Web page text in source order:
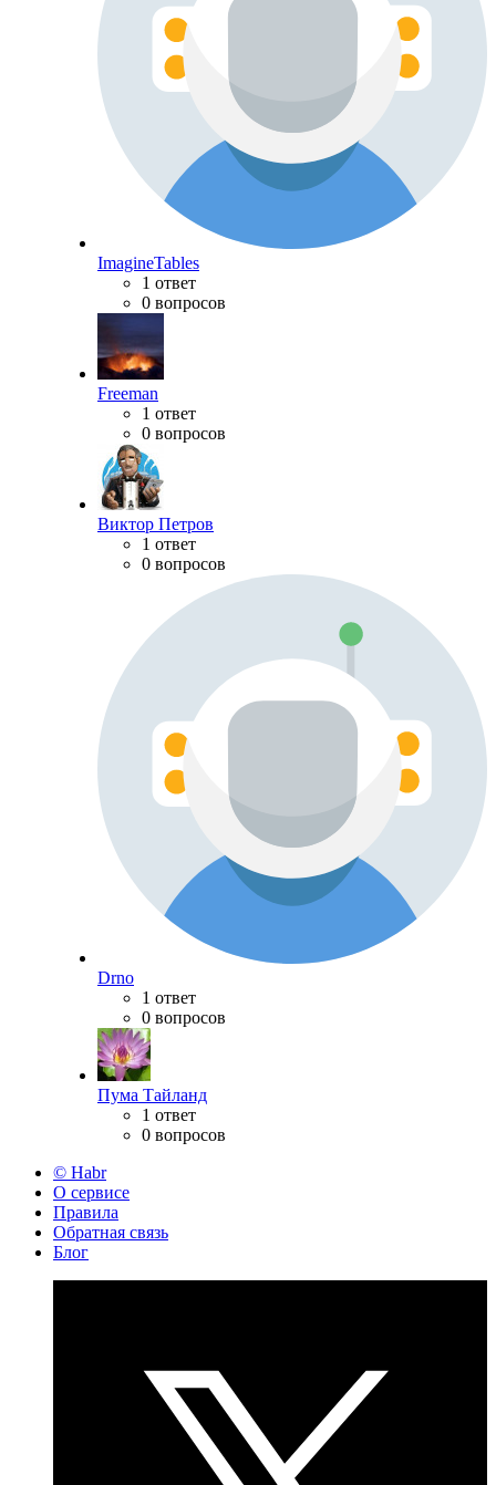
ImagineTables
1 ответ
0 вопросов
Freeman
1 ответ
0 вопросов
Виктор Петров
1 ответ
0 вопросов
Drno
1 ответ
0 вопросов
Пума Тайланд
1 ответ
0 вопросов
© Habr
О сервисе
Правила
Обратная связь
Блог